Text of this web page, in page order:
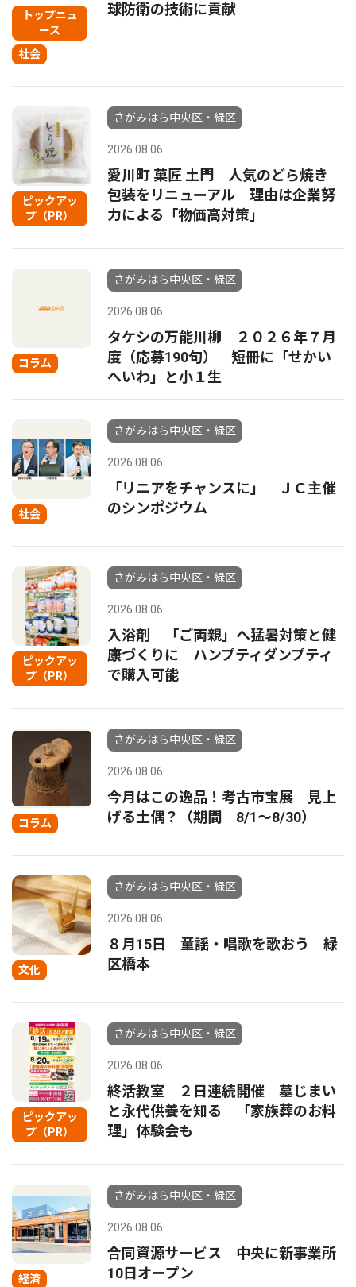
トップニュ
ース
社会
球防衛の技術に貢献
ピックアッ
プ（PR）
さがみはら中央区・緑区
2026.08.06
愛川町 菓匠 土門 人気のどら焼き
包装をリニューアル 理由は企業努
力による「物価高対策」
コラム
さがみはら中央区・緑区
2026.08.06
タケシの万能川柳 ２０２６年７月
度（応募190句） 短冊に「せかい
へいわ」と小１生
社会
さがみはら中央区・緑区
2026.08.06
「リニアをチャンスに」 ＪＣ主催
のシンポジウム
ピックアッ
プ（PR）
さがみはら中央区・緑区
2026.08.06
入浴剤 「ご両親」へ猛暑対策と健
康づくりに ハンプティダンプティ
で購入可能
コラム
さがみはら中央区・緑区
2026.08.06
今月はこの逸品！考古市宝展 見上
げる土偶？（期間 8/1〜8/30）
文化
さがみはら中央区・緑区
2026.08.06
８月15日 童謡・唱歌を歌おう 緑
区橋本
ピックアッ
プ（PR）
さがみはら中央区・緑区
2026.08.06
終活教室 ２日連続開催 墓じまい
と永代供養を知る 「家族葬のお料
理」体験会も
経済
さがみはら中央区・緑区
2026.08.06
合同資源サービス 中央に新事業所
10日オープン